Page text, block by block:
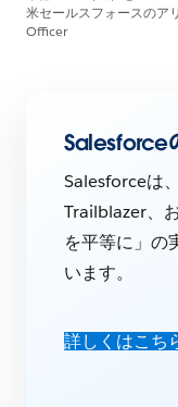
米セールスフォースのア
Officer
Salesforce
Salesforceは
Trailblazer、
を平等に」の
います。
詳しくはこち